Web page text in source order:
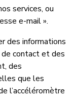
services, ou
e-mail ».
des informations
contact et des
des
que les
l’accéléromètre